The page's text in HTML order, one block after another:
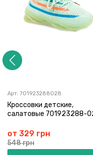
Арт: 701923288028
Кроссовки детские,
салатовые 701923288-
от 329 грн
548 грн